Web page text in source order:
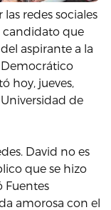
redes sociales
candidato que
del aspirante a la
hoy, jueves,
de
David no es
que se hizo
Fuentes
amorosa con el